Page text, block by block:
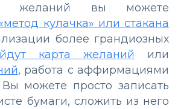
желаний вы можете
кулачка» или стакана
более грандиозных
карта желаний или
, работа с аффирмациями
можете просто записать
бумаги, сложить из него